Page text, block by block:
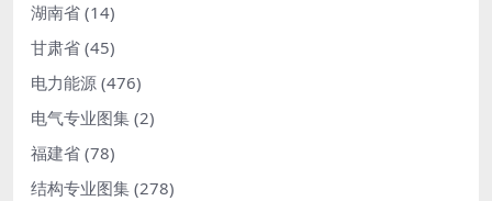
湖南省 (14)
甘肃省 (45)
电力能源 (476)
电气专业图集 (2)
福建省 (78)
结构专业图集 (278)